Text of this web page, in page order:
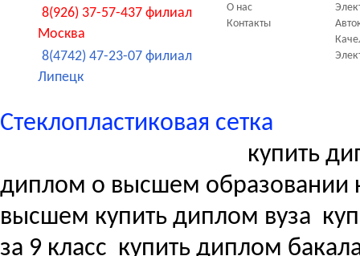
8(926) 37-57-437 филиал
Москва
8(4742) 47-23-07 филиал
Липецк
О нас
Контакты
Стеклопластиковая сетка
купить
диплом о высшем образовании
высшем купить диплом вуза
за 9 класс купить диплом